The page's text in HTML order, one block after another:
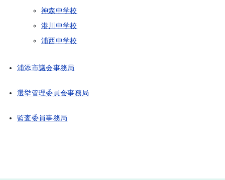
神森中学校
港川中学校
浦西中学校
浦添市議会事務局
選挙管理委員会事務局
監査委員事務局